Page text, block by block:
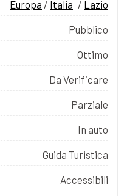
Europa / Italia / Lazio
Pubblico
Ottimo
Da Verificare
Parziale
In auto
Guida Turistica
Accessibili